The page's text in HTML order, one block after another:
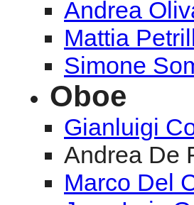
Andrea
Mattia
Simone
Oboe
Gianluigi
Andrea De
Marco Del